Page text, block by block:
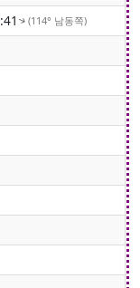
↑(114° 남동쪽)